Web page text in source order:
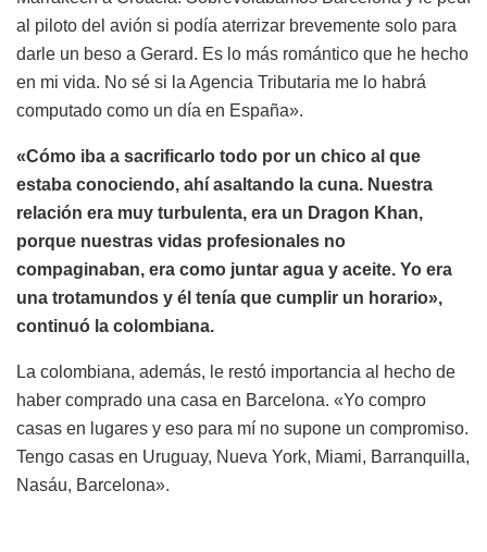
al piloto del avión si podía aterrizar brevemente solo para
darle un beso a Gerard. Es lo más romántico que he hecho
en mi vida. No sé si la Agencia Tributaria me lo habrá
computado como un día en España».
«Cómo iba a sacrificarlo todo por un chico al que
estaba conociendo, ahí asaltando la cuna. Nuestra
relación era muy turbulenta, era un Dragon Khan,
porque nuestras vidas profesionales no
compaginaban, era como juntar agua y aceite. Yo era
una trotamundos y él tenía que cumplir un horario»,
continuó la colombiana.
La colombiana, además, le restó importancia al hecho de
haber comprado una casa en Barcelona. «Yo compro
casas en lugares y eso para mí no supone un compromiso.
Tengo casas en Uruguay, Nueva York, Miami, Barranquilla,
Nasáu, Barcelona».